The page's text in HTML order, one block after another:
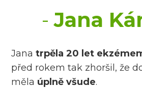
-Jana
Janatrpěla 20 let
před rokem tak zhoršil, že
měla úplně všude.